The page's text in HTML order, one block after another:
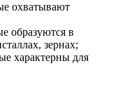
охватывают
образуются в
зернах;
характерны для